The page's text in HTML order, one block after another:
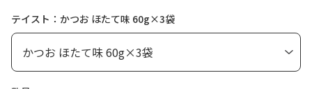
テイスト：かつお ほたて味 60g×3袋